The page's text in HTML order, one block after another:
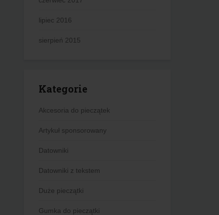
lipiec 2016
sierpień 2015
Kategorie
Akcesoria do pieczątek
Artykuł sponsorowany
Datowniki
Datowniki z tekstem
Duże pieczątki
Gumka do pieczątki